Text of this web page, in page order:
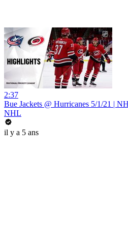
2:37
Bue Jackets @ Hurricanes 5/1/21 |
NHL
il y a 5 ans